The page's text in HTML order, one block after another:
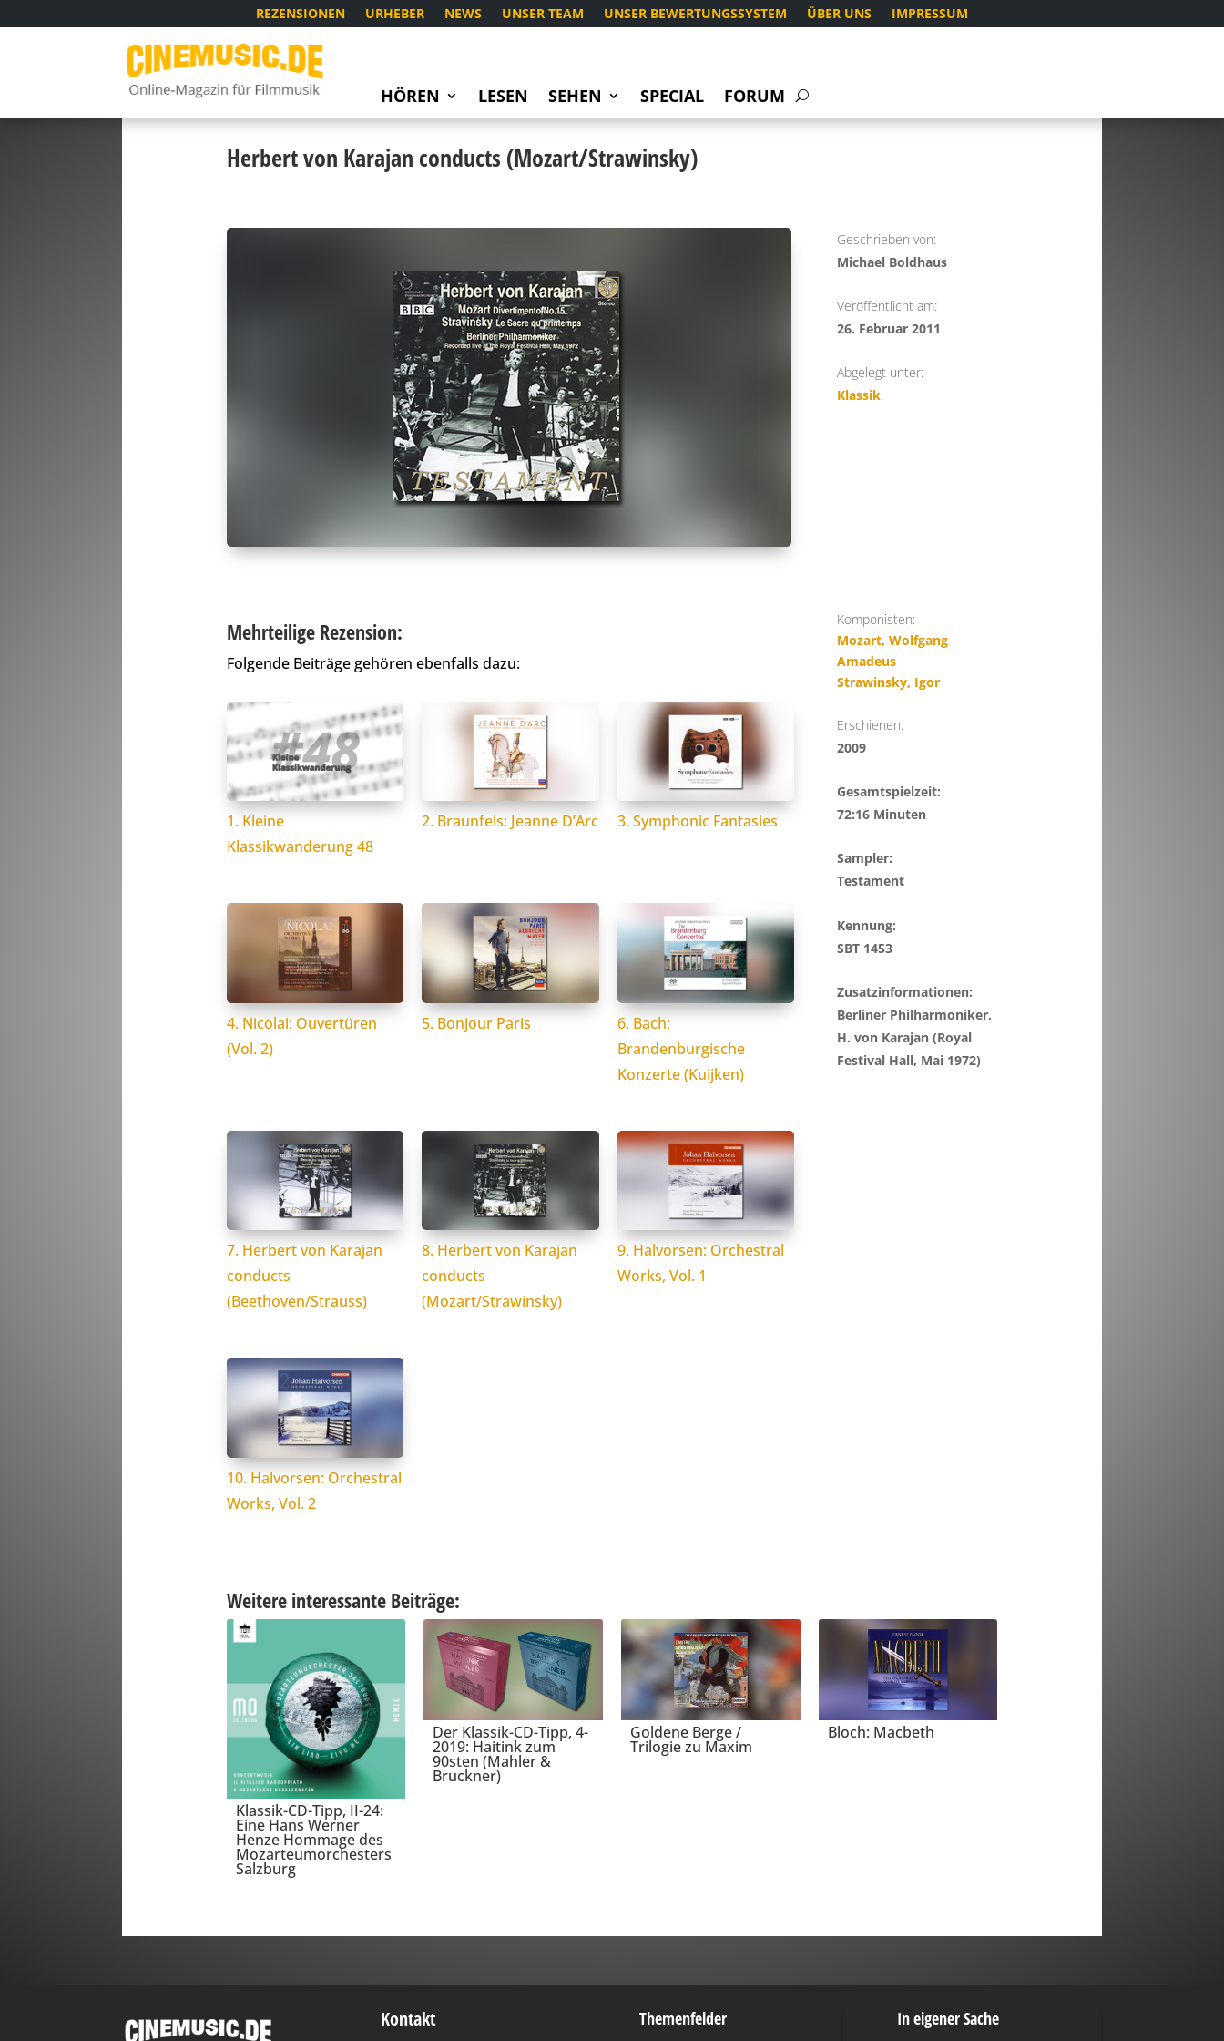
REZENSIONEN URHEBER NEWS UNSER TEAM UNSER BEWERTUNGSSYSTEM ÜBER UNS IMPRESSUM
HÖREN LESEN SEHEN SPECIAL FORUM
Herbert von Karajan conducts (Mozart/Strawinsky)
Geschrieben von:
Michael Boldhaus
Veröffentlicht am:
26. Februar 2011
Abgelegt unter:
Klassik
Mehrteilige Rezension:
Folgende Beiträge gehören ebenfalls dazu:
1. Kleine
Klassikwanderung 48
2. Braunfels: Jeanne D’Arc 3. Symphonic Fantasies
4. Nicolai: Ouvertüren
(Vol. 2)
5. Bonjour Paris
6. Bach:
Brandenburgische
Konzerte (Kuijken)
7. Herbert von Karajan
conducts
(Beethoven/Strauss)
8. Herbert von Karajan
conducts
(Mozart/Strawinsky)
9. Halvorsen: Orchestral
Works, Vol. 1
10. Halvorsen: Orchestral
Works, Vol. 2
Komponisten:
Mozart, Wolfgang
Amadeus
Strawinsky, Igor
Erschienen:
2009
Gesamtspielzeit:
72:16 Minuten
Sampler:
Testament
Kennung:
SBT 1453
Zusatzinformationen:
Berliner Philharmoniker,
H. von Karajan (Royal
Festival Hall, Mai 1972)
Weitere interessante Beiträge:
Klassik-CD-Tipp, II-24:
Eine Hans Werner
Henze Hommage des
Mozarteumorchesters
Salzburg
Der Klassik-CD-Tipp, 4-
2019: Haitink zum
90sten (Mahler &
Bruckner)
Goldene Berge /
Trilogie zu Maxim
Bloch: Macbeth
Kontakt Themenfelder In eigener Sache